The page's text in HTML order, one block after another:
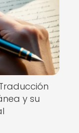
y su